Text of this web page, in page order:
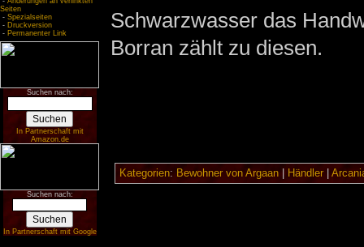
Seiten
- Spezialseiten
- Druckversion
- Permanenter Link
Suchen nach:
In Partnerschaft mit
Amazon.de
Suchen nach:
In Partnerschaft mit Google
Schwarzwasser das
Borran zählt zu diesen.
Kategorien: Bewohner von Argaan| Händler|